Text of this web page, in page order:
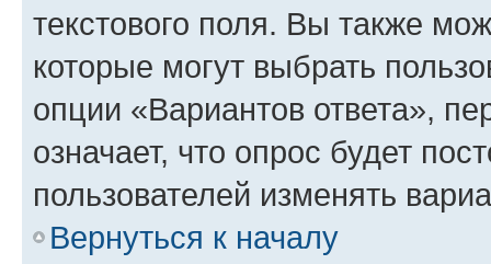
текстового поля. Вы также
которые могут выбрать
опции «Вариантов ответа»,
означает, что опрос будет
пользователей изменять
Вернуться к началу